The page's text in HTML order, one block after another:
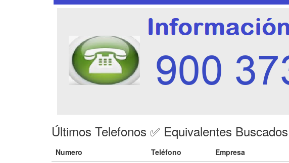
Últimos Telefonos ✅ Equivalentes
Numero Teléfono
Empresa